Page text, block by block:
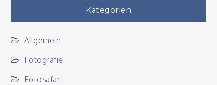
Kategorien
Allgemein
Fotografie
Fotosafari